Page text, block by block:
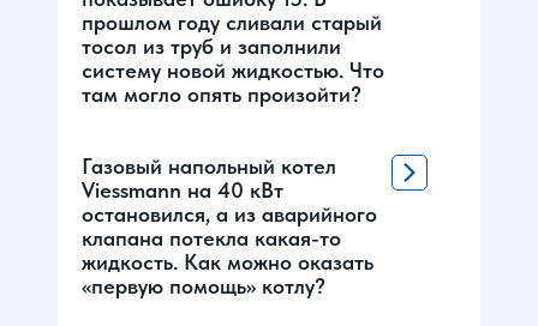
прошлом году сливали старый
тосол из труб и заполнили
систему новой жидкостью. Что
там могло опять произойти?
Газовый напольный котел
Viessmann на 40 кВт
остановился, а из аварийного
клапана потекла какая-то
жидкость. Как можно оказать
«первую помощь» котлу?